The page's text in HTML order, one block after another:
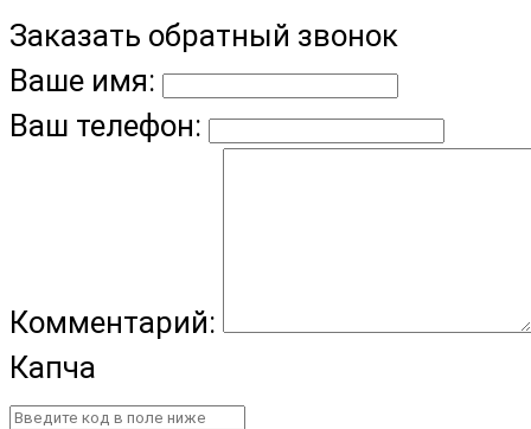
Заказать обратный звонок
Ваше имя:
Ваш телефон:
Комментарий:
Капча